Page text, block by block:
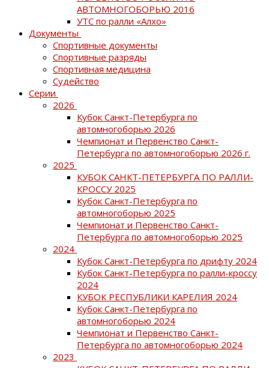
АВТОМНОГОБОРЬЮ 2016
УТС по ралли «Алхо»
Документы
Спортивные документы
Спортивные разряды
Спортивная медицина
Судейство
Серии
2026
Кубок Санкт-Петербурга по
автомногоборью 2026
Чемпионат и Первенство Санкт-
Петербурга по автомногоборью 2026 г.
2025
КУБОК САНКТ-ПЕТЕРБУРГА ПО РАЛЛИ-
КРОССУ 2025
Кубок Санкт-Петербурга по
автомногоборью 2025
Чемпионат и Первенство Санкт-
Петербурга по автомногоборью 2025
2024
Кубок Санкт-Петербурга по дрифту 2024
Кубок Санкт-Петербурга по ралли-кроссу
2024
КУБОК РЕСПУБЛИКИ КАРЕЛИЯ 2024
Кубок Санкт-Петербурга по
автомногоборью 2024
Чемпионат и Первенство Санкт-
Петербурга по автомногоборью 2024
2023